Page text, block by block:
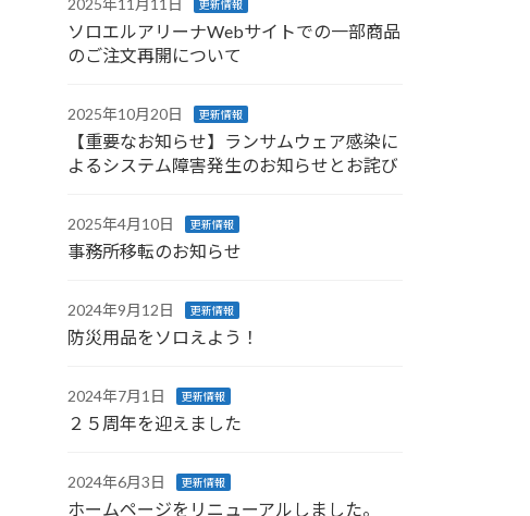
更新情報
ソロエルアリーナWebサイトでの一部商品
のご注文再開について
2025年10月20日 更新情報
【重要なお知らせ】ランサムウェア感染に
よるシステム障害発生のお知らせとお詫び
2025年4月10日 更新情報
事務所移転のお知らせ
2024年9月12日 更新情報
防災用品をソロえよう！
2024年7月1日 更新情報
２５周年を迎えました
2024年6月3日 更新情報
ホームページをリニューアルしました。